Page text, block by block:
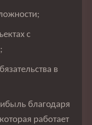
с
в
благодаря
работает